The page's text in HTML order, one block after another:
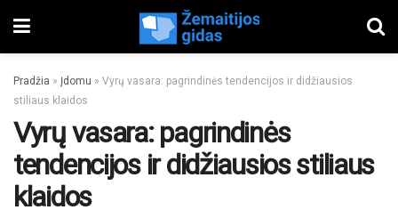
Pradžia » Įdomu » Vyrų vasara: pagrindinės tendencijos ir didžiausios
stiliaus klaidos
Vyrų vasara: pagrindinės
tendencijos ir didžiausios stiliaus
klaidos